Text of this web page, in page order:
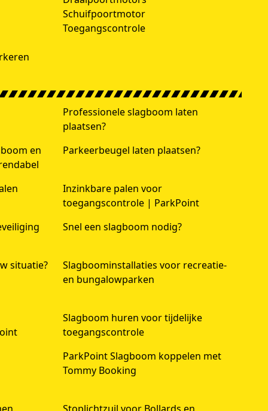
Schuifpoortmotor
Toegangscontrole
Professionele slagboom laten
plaatsen?
en
Parkeerbeugel laten plaatsen?
Inzinkbare palen voor
toegangscontrole | ParkPoint
Snel een slagboom nodig?
situatie?
Slagboominstallaties voor recreatie-
en bungalowparken
Slagboom huren voor tijdelijke
toegangscontrole
ParkPoint Slagboom koppelen met
Tommy Booking